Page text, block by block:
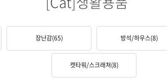
장난감(65) 방석/하우스(8)
캣타워/스크래쳐(8)